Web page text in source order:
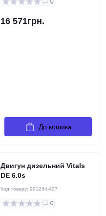
0
16 571грн.
До кошика
Двигун дизельний Vitals
DE 6.0s
Код товару: 991284-427
0